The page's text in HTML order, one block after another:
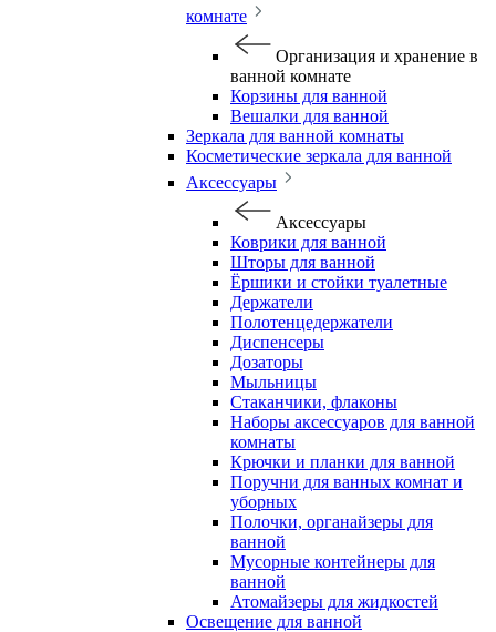
комнате
Организация и хранение в
ванной комнате
Корзины для ванной
Вешалки для ванной
Зеркала для ванной комнаты
Косметические зеркала для ванной
Аксессуары
Аксессуары
Коврики для ванной
Шторы для ванной
Ёршики и стойки туалетные
Держатели
Полотенцедержатели
Диспенсеры
Дозаторы
Мыльницы
Стаканчики, флаконы
Наборы аксессуаров для ванной
комнаты
Крючки и планки для ванной
Поручни для ванных комнат и
уборных
Полочки, органайзеры для
ванной
Мусорные контейнеры для
ванной
Атомайзеры для жидкостей
Освещение для ванной